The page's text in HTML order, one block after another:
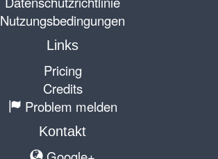
Nutzungsbedingungen
Links
Pricing
Credits
Problem melden
Kontakt